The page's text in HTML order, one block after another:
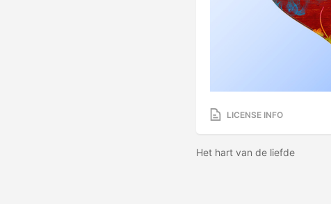
LICENSE INFO
Het hart van de liefde